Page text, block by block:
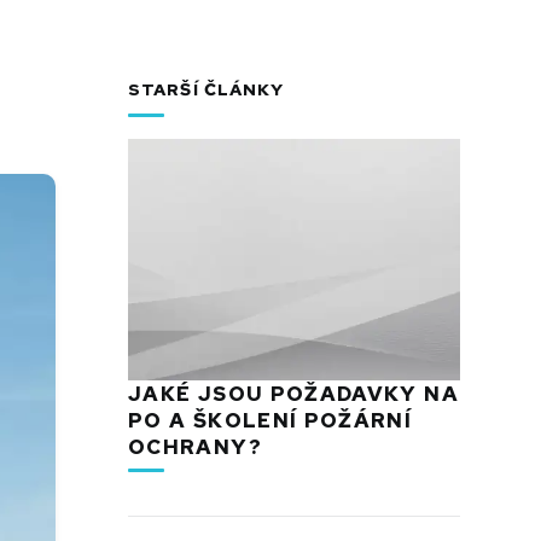
STARŠÍ ČLÁNKY
JAKÉ JSOU POŽADAVKY NA
PO A ŠKOLENÍ POŽÁRNÍ
OCHRANY?